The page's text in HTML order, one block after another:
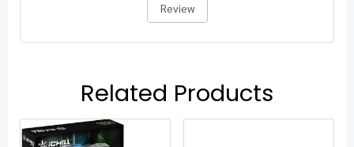
Review
Related Products